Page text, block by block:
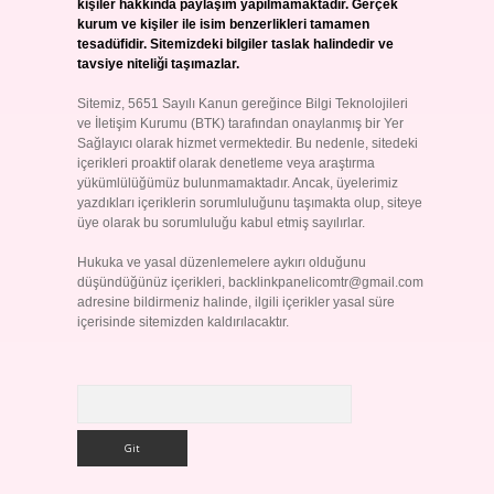
kişiler hakkında paylaşım yapılmamaktadır. Gerçek
kurum ve kişiler ile isim benzerlikleri tamamen
tesadüfidir. Sitemizdeki bilgiler taslak halindedir ve
tavsiye niteliği taşımazlar.
Sitemiz, 5651 Sayılı Kanun gereğince Bilgi Teknolojileri
ve İletişim Kurumu (BTK) tarafından onaylanmış bir Yer
Sağlayıcı olarak hizmet vermektedir. Bu nedenle, sitedeki
içerikleri proaktif olarak denetleme veya araştırma
yükümlülüğümüz bulunmamaktadır. Ancak, üyelerimiz
yazdıkları içeriklerin sorumluluğunu taşımakta olup, siteye
üye olarak bu sorumluluğu kabul etmiş sayılırlar.
Hukuka ve yasal düzenlemelere aykırı olduğunu
düşündüğünüz içerikleri, backlinkpanelicomtr@gmail.com
adresine bildirmeniz halinde, ilgili içerikler yasal süre
içerisinde sitemizden kaldırılacaktır.